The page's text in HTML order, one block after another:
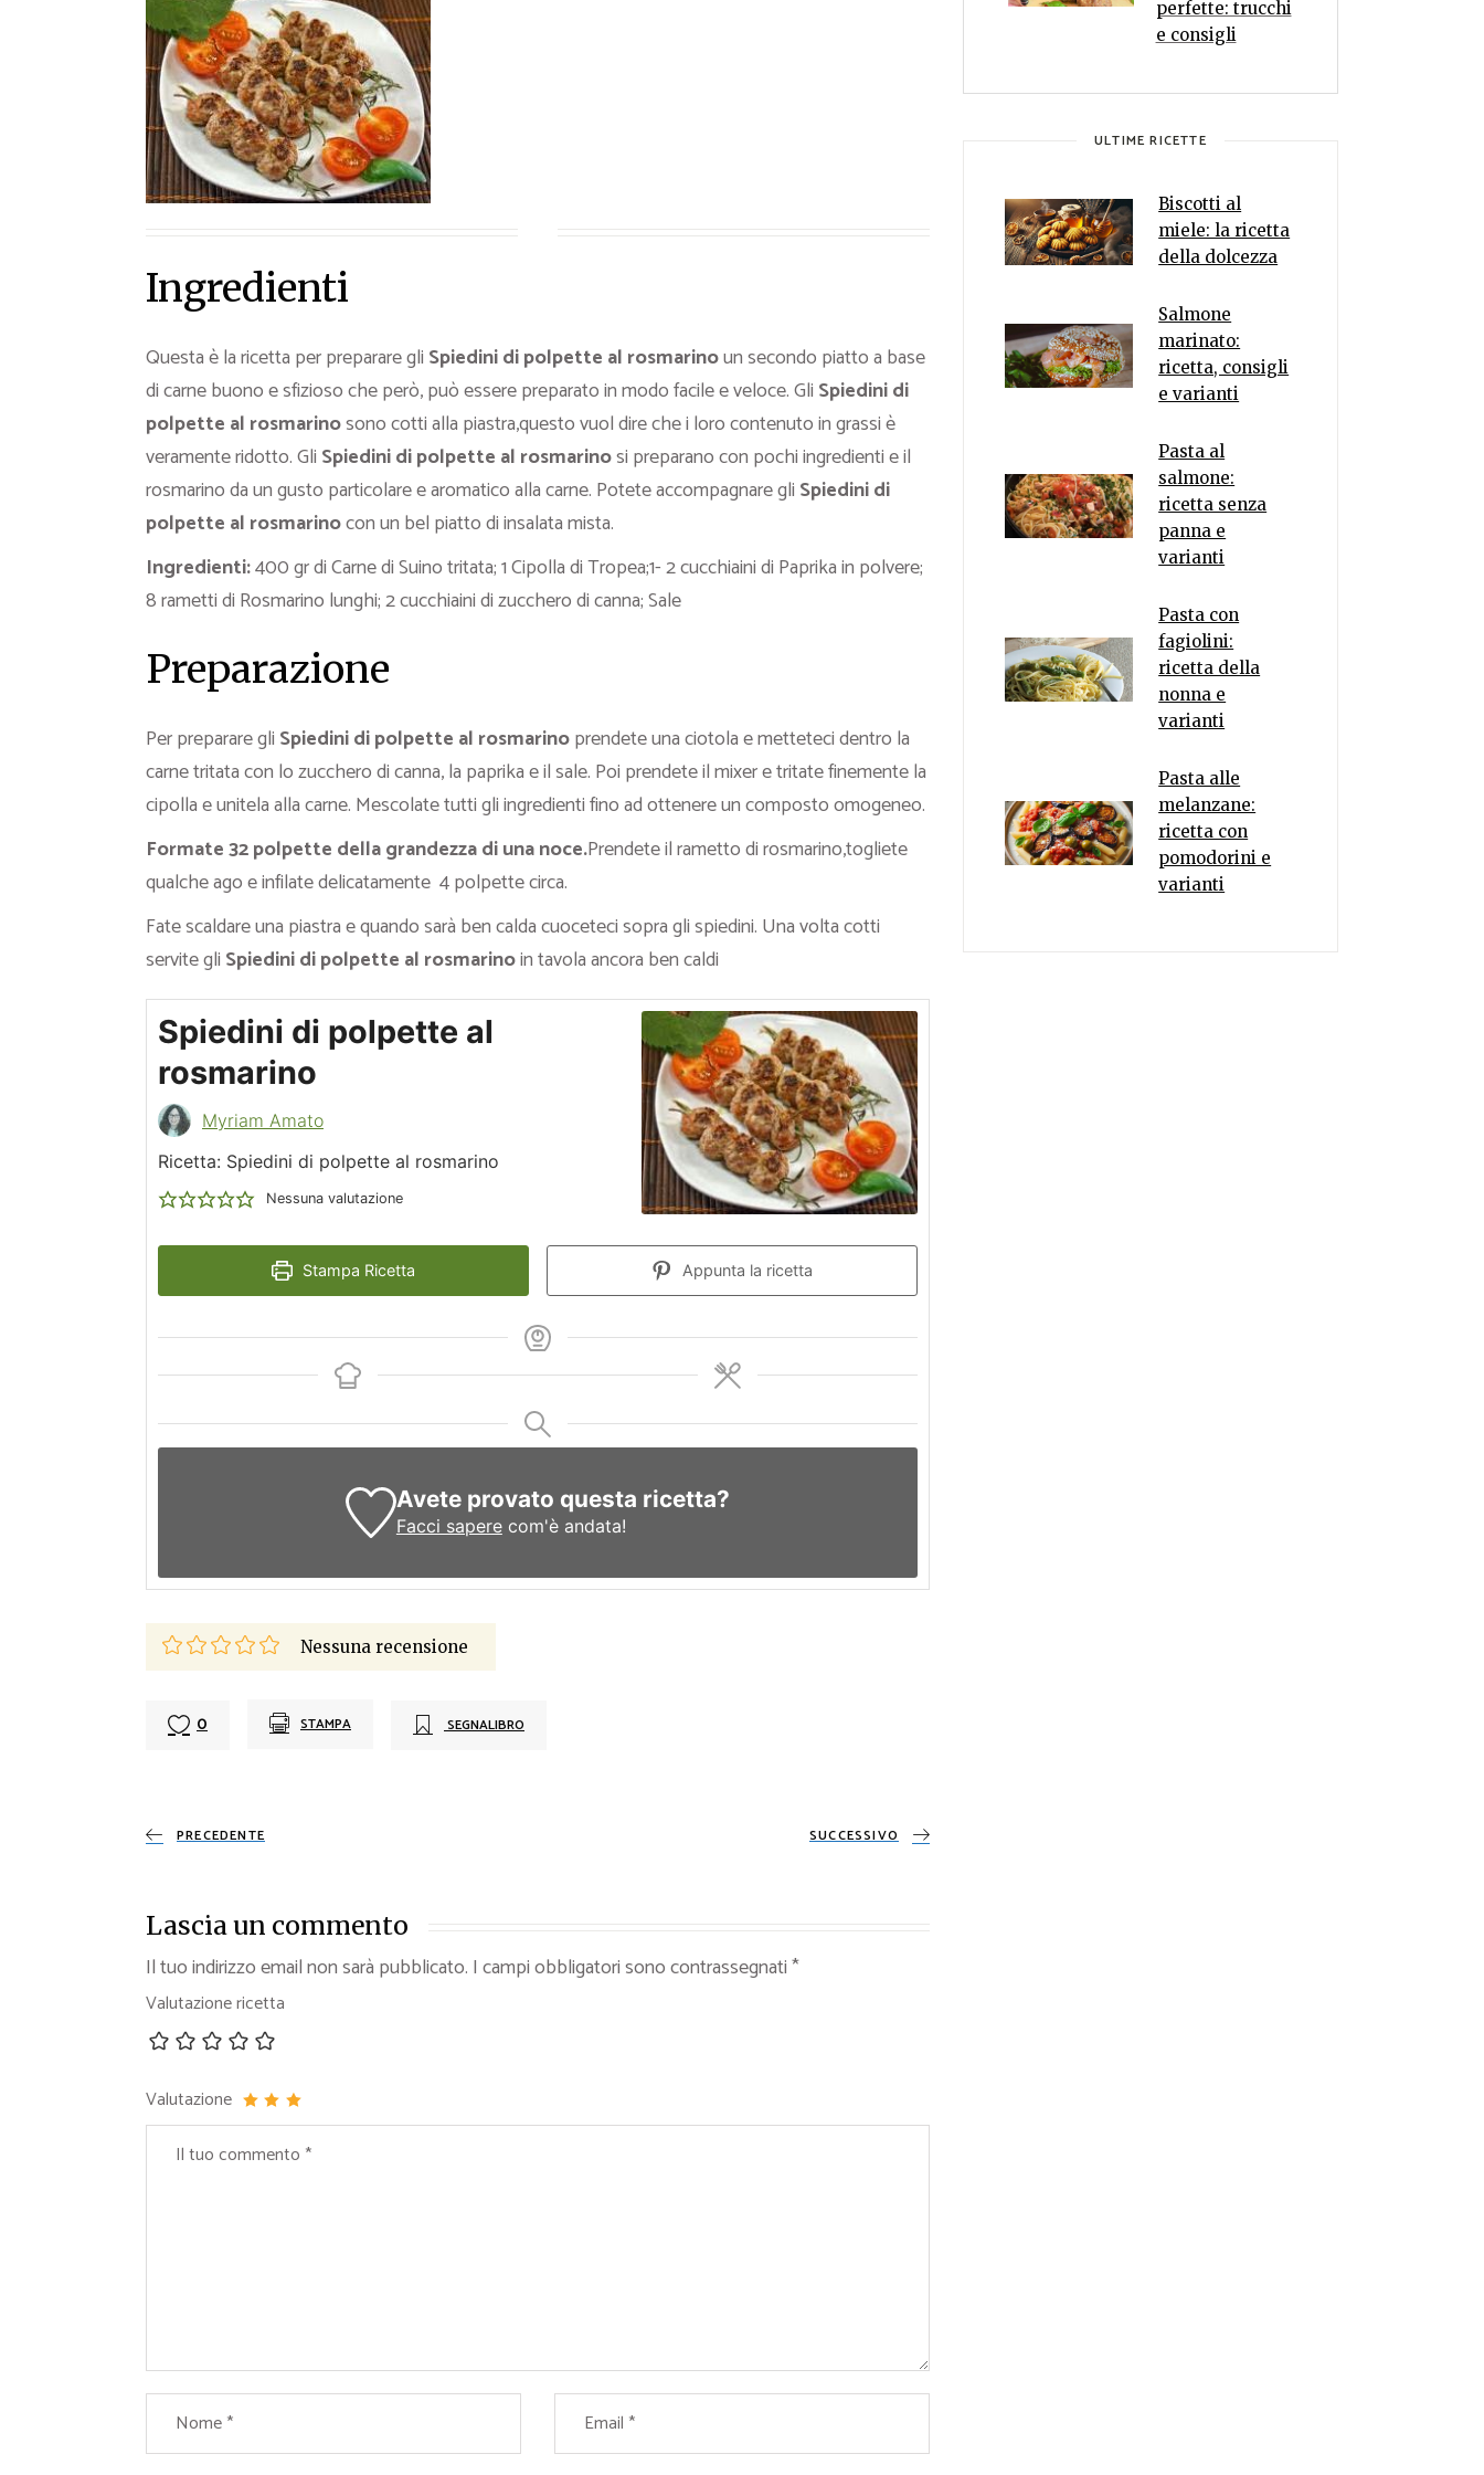
Ricette Piatti unici
Ricette Pesce
Video Ricette
Ricette per Ingrediente
Ingredienti
Questa è la ricetta per preparare gli Spiedini di polpette al rosmarinoun secondo piatto a base
di carne buono e sfizioso che però, può essere preparato in modo facile e veloce. Gli Spiedini di
polpette al rosmarinosono cotti alla piastra,questo vuol dire che i loro contenuto in grassi è
veramente ridotto. Gli Spiedini di polpette al rosmarinosi preparano con pochi ingredienti e il
rosmarino da un gusto particolare e aromatico alla carne. Potete accompagnare gli Spiedini di
polpette al rosmarinocon un bel piatto di insalata mista.
Ingredienti:400 gr di Carne di Suino tritata; 1 Cipolla di Tropea;1- 2 cucchiaini di Paprika in polvere;
8 rametti di Rosmarino lunghi; 2 cucchiaini di zucchero di canna; Sale
Preparazione
Per preparare gli Spiedini di polpette al rosmarinoprendete una ciotola e metteteci dentro la
carne tritata con lo zucchero di canna, la paprika e il sale. Poi prendete il mixer e tritate finemente la
cipolla e unitela alla carne. Mescolate tutti gli ingredienti fino ad ottenere un composto omogeneo.
Formate 32 polpette della grandezza di una noce.Prendete il rametto di rosmarino,togliete
qualche ago e infilate delicatamente 4 polpette circa.
Fate scaldare una piastra e quando sarà ben calda cuoceteci sopra gli spiedini. Una volta cotti
servite gli Spiedini di polpette al rosmarinoin tavola ancora ben caldi
Spiedini di polpette al
rosmarino
Myriam Amato
Ricetta: Spiedini di polpette al rosmarino
Nessuna valutazione
Stampa Ricetta Appunta la ricetta
Avete provato questa ricetta?
Facci saperecom'è andata!
Nessuna recensione
0 STAMPA SEGNALIBRO
PRECEDENTE SUCCESSIVO
Lascia un commento
Il tuo indirizzo email non sarà pubblicato. I campi obbligatori sono contrassegnati*
Valutazione ricetta
Valutazione
perfette: trucchi
e consigli
ULTIME RICETTE
Biscotti al
miele: la ricetta
della dolcezza
Salmone
marinato:
ricetta, consigli
e varianti
Pasta al
salmone:
ricetta senza
panna e
varianti
Pasta con
fagiolini:
ricetta della
nonna e
varianti
Pasta alle
melanzane:
ricetta con
pomodorini e
varianti